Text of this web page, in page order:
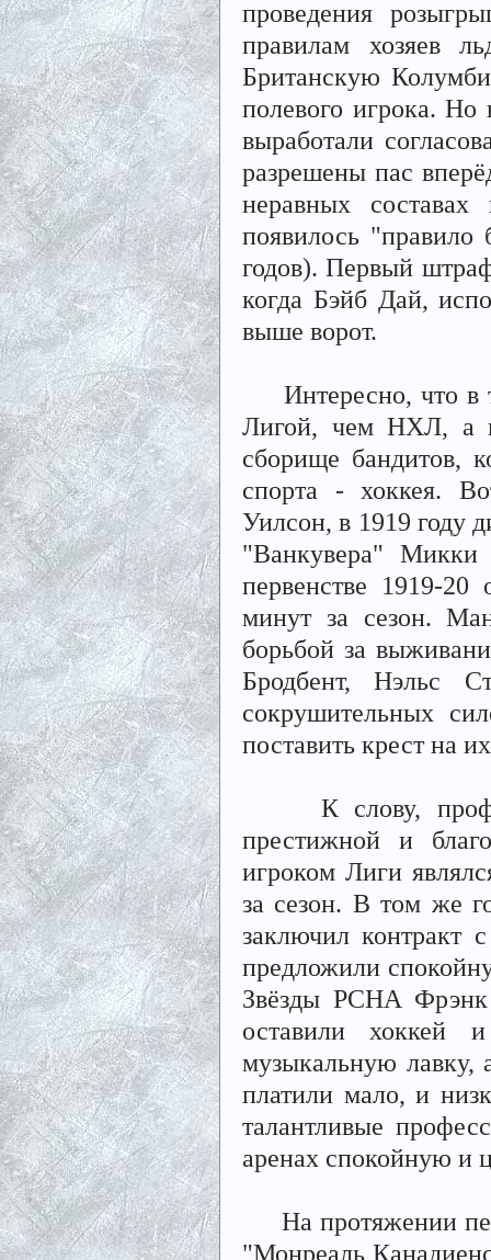
проведения
правилам хозяев
Британскую
полевого игрока. Но
выработали
разрешены пас
неравных
появилось
годов). Первый
когда Бэйб Дай,
выше ворот.
Интересно, что в
Лигой, чем НХЛ, а
сборище бандитов,
спорта - хоккея.
Уилсон, в 1919 году
"Ванкувера"
первенстве 1919-
минут за сезон.
борьбой за
Бродбент, Нэльс
сокрушительных
поставить крест на
К слову,
престижной и
игроком Лиги
за сезон. В том же
заключил контракт
предложили
Звёзды PCHA
оставили хоккей
музыкальную лавку,
платили мало, и
талантливые
аренах спокойную и
На протяжении
"Монреаль